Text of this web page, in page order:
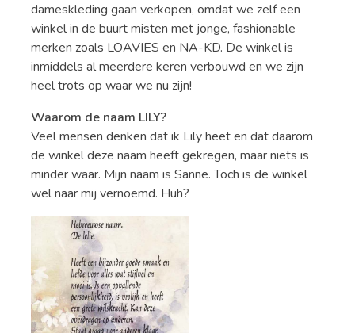
dameskleding gaan verkopen, omdat we zelf een
winkel in de buurt misten met jonge, fashionable
merken zoals LOAVIES en NA-KD. De winkel is
inmiddels al meerdere keren verbouwd en we zijn
heel trots op waar we nu zijn!
Waarom de naam LILY?
Veel mensen denken dat ik Lily heet en dat daarom
de winkel deze naam heeft gekregen, maar niets is
minder waar. Mijn naam is Sanne. Toch is de winkel
wel naar mij vernoemd. Huh?